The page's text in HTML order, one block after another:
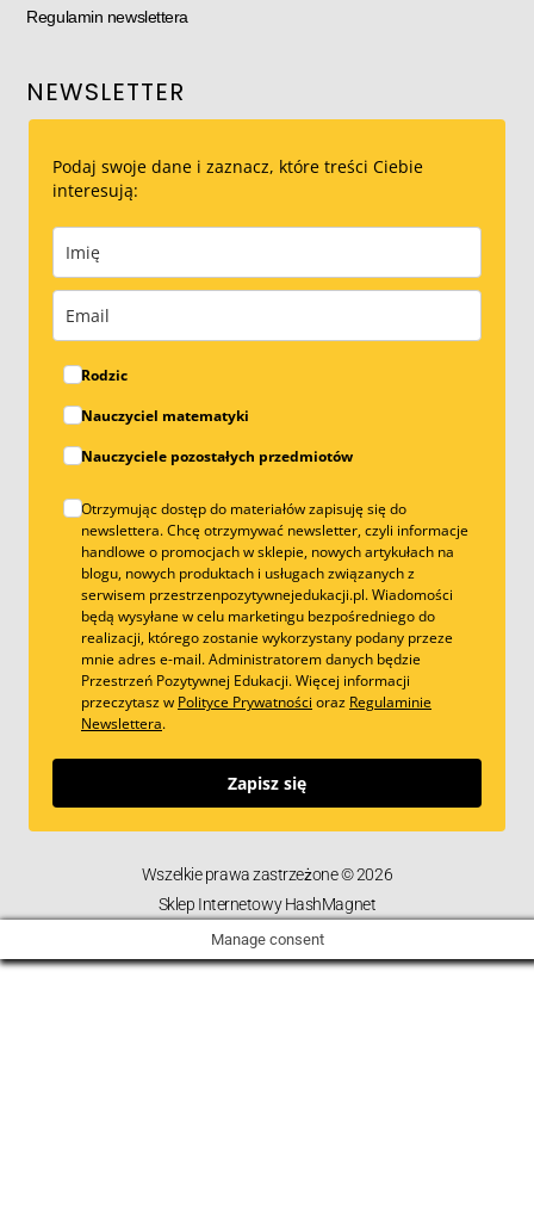
Regulamin newslettera
NEWSLETTER
Podaj swoje dane i zaznacz, które treści Ciebie
interesują:
Rodzic
Nauczyciel matematyki
Nauczyciele pozostałych przedmiotów
Otrzymując dostęp do materiałów zapisuję się do
newslettera. Chcę otrzymywać newsletter, czyli informacje
handlowe o promocjach w sklepie, nowych artykułach na
blogu, nowych produktach i usługach związanych z
serwisem przestrzenpozytywnejedukacji.pl. Wiadomości
będą wysyłane w celu marketingu bezpośredniego do
realizacji, którego zostanie wykorzystany podany przeze
mnie adres e-mail. Administratorem danych będzie
Przestrzeń Pozytywnej Edukacji. Więcej informacji
przeczytasz w Polityce Prywatności oraz Regulaminie
Newslettera.
Zapisz się
Wszelkie prawa zastrzeżone © 2026
Sklep Internetowy HashMagnet
Manage consent